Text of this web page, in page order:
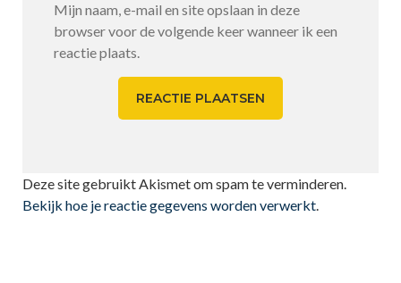
Mijn naam, e-mail en site opslaan in deze
browser voor de volgende keer wanneer ik een
reactie plaats.
Deze site gebruikt Akismet om spam te verminderen.
Bekijk hoe je reactie gegevens worden verwerkt.